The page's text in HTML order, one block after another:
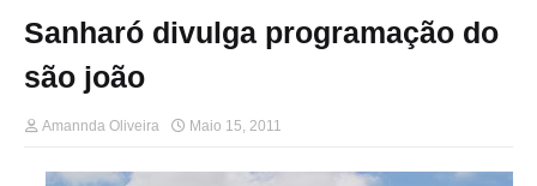
Sanharó divulga programação do
são joão
Amannda Oliveira Maio 15, 2011